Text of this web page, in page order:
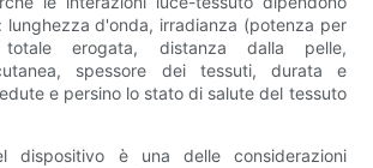
lunghezza d'onda, irradianza (potenza per
erogata, distanza dalla pelle,
spessore dei tessuti, durata e
e persino lo stato di salute del tessuto
dispositivo è una delle considerazioni